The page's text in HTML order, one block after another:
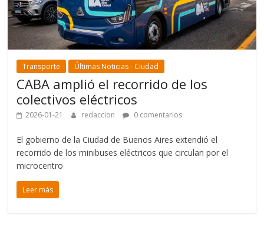
Transporte Últimas Noticias - Ciudad
CABA amplió el recorrido de los
colectivos eléctricos
2026-01-21 redaccion 0 comentarios
El gobierno de la Ciudad de Buenos Aires extendió el
recorrido de los minibuses eléctricos que circulan por el
microcentro
Leer más